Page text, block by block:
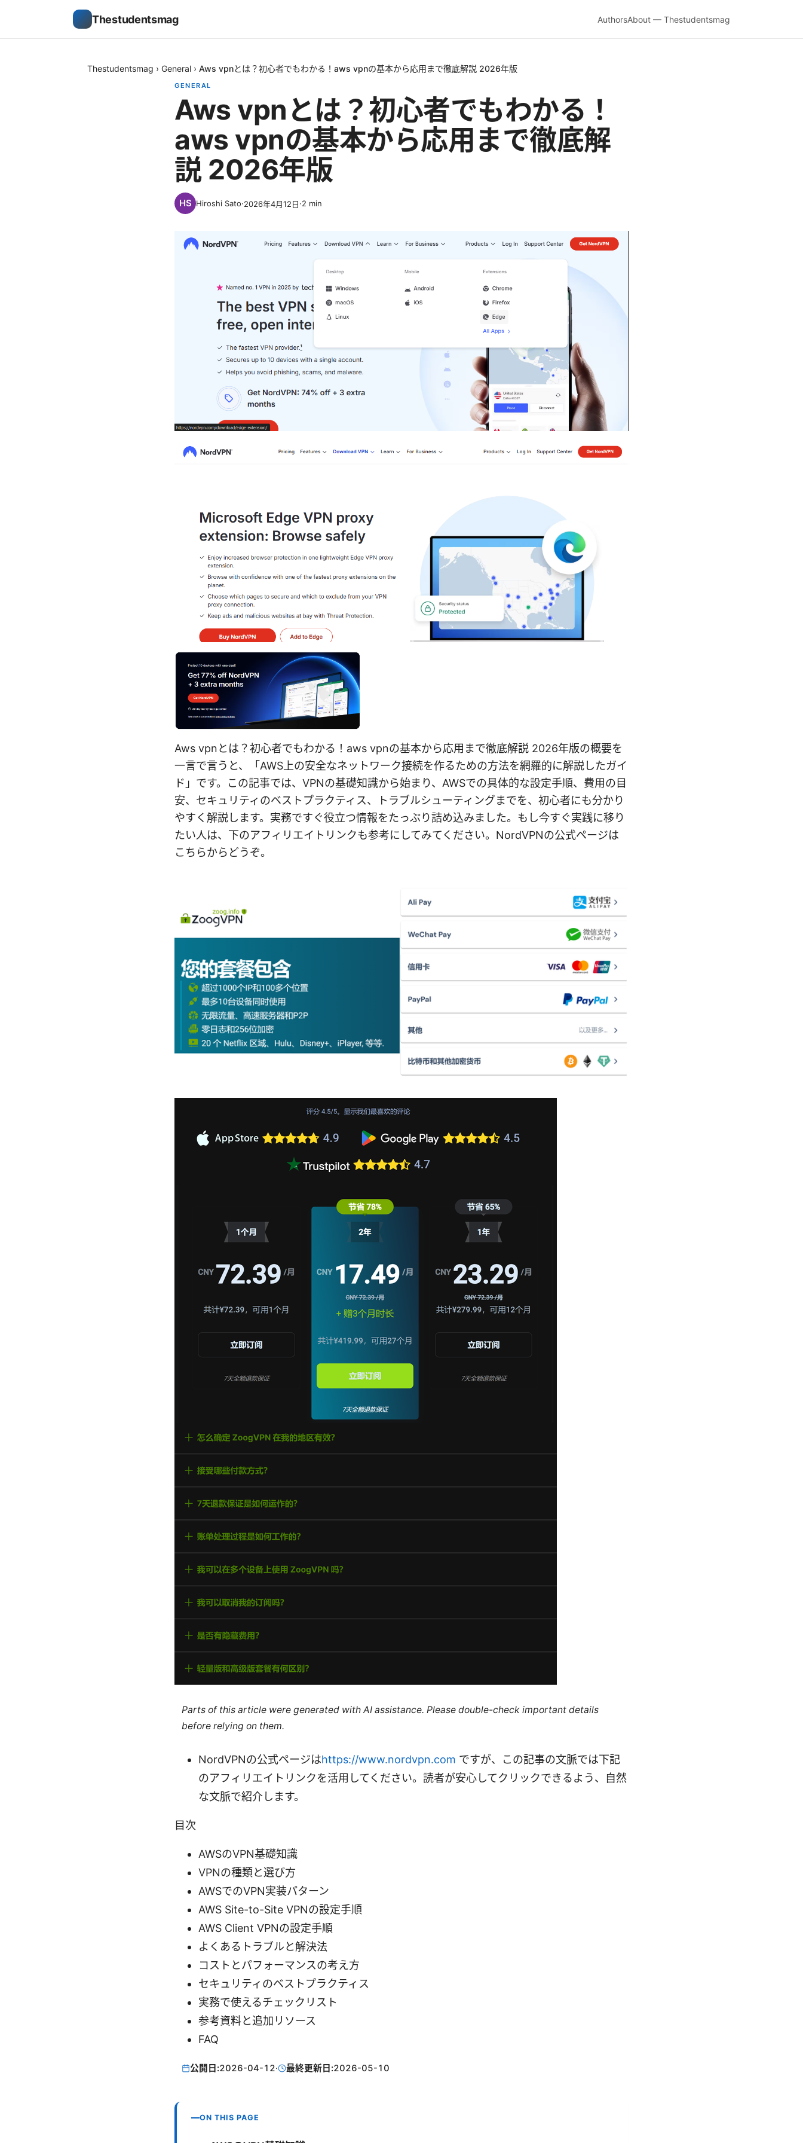
Thestudentsmag AuthorsAbout — Thestudentsmag
Thestudentsmag › General › Aws vpnとは？初心者でもわかる！aws vpnの基本から応用まで徹底解説 2026年版
GENERAL
Aws vpnとは？初心者でもわかる！
aws vpnの基本から応用まで徹底解
説 2026年版
Hiroshi Sato·2026年4月12日·2 min
Aws vpnとは？初心者でもわかる！aws vpnの基本から応用まで徹底解説 2026年版の概要を
一言で言うと、「AWS上の安全なネットワーク接続を作るための方法を網羅的に解説したガイ
ド」です。この記事では、VPNの基礎知識から始まり、AWSでの具体的な設定手順、費用の目
安、セキュリティのベストプラクティス、トラブルシューティングまでを、初心者にも分かり
やすく解説します。実務ですぐ役立つ情報をたっぷり詰め込みました。もし今すぐ実践に移り
たい人は、下のアフィリエイトリンクも参考にしてみてください。NordVPNの公式ページは
こちらからどうぞ。
Parts of this article were generated with AI assistance. Please double-check important details
before relying on them.
NordVPNの公式ページはhttps://www.nordvpn.com ですが、この記事の文脈では下記
のアフィリエイトリンクを活用してください。読者が安心してクリックできるよう、自然
な文脈で紹介します。
目次
AWSのVPN基礎知識
VPNの種類と選び方
AWSでのVPN実装パターン
AWS Site-to-Site VPNの設定手順
AWS Client VPNの設定手順
よくあるトラブルと解決法
コストとパフォーマンスの考え方
セキュリティのベストプラクティス
実務で使えるチェックリスト
参考資料と追加リソース
FAQ
公開日:2026-04-12· 最終更新日:2026-05-10
ON THIS PAGE